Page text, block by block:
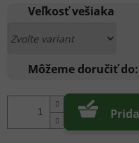
cena:
Veľkosť vešiaka
Môžeme doručiť do: